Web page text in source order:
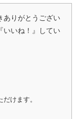
ありがとうござい
いいね！』してい
けます。